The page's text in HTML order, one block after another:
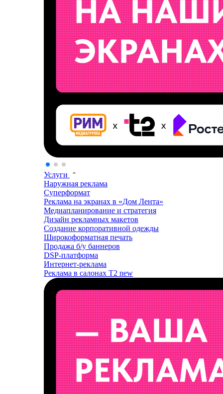
Услуги
Наружная реклама
Суперформат
Реклама на экранах в «Дом Лента»
Медиапланирование и стратегия
Дизайн рекламных макетов
Создание корпоративной одежды
Широкоформатная печать
Продажа б/у баннеров
DSP-платформа
Интернет-реклама
Реклама в салонах T2 new